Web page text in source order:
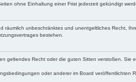
ohne Einhaltung einer Frist jederzeit gekündigt
unbeschränktes und unentgeltliches Recht,
bestehen.
geltendes Recht oder die guten Sitten verstoßen.
oder anderer im Board